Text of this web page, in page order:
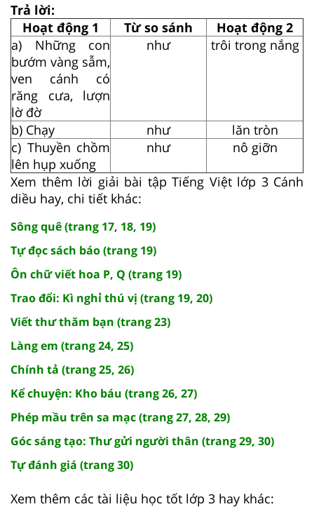
Trả lời:
Hoạt động 1
Từ so sánh
Hoạt động 2
a) Những con
bướm vàng sẫm,
ven cánh có
răng cưa, lượn
lờ đờ
như trôi trong nắng
b) Chạy như
lăn tròn
c) Thuyền chồm
lên hụp xuống
như nô giỡn
Xem thêm lời giải bài tập Tiếng Việt lớp 3 Cánh
diều hay, chi tiết khác:
Sông quê (trang 17, 18, 19)
Tự đọc sách báo (trang 19)
Ôn chữ viết hoa P, Q (trang 19)
Trao đổi: Kì nghỉ thú vị (trang 19, 20)
Viết thư thăm bạn (trang 23)
Làng em (trang 24, 25)
Chính tả (trang 25, 26)
Kể chuyện: Kho báu (trang 26, 27)
Phép mầu trên sa mạc (trang 27, 28, 29)
Góc sáng tạo: Thư gửi người thân (trang 29, 30)
Tự đánh giá (trang 30)
Xem thêm các tài liệu học tốt lớp 3 hay khác: